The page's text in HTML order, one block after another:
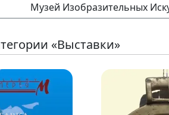
Музей Изобразительных
«Выставки»